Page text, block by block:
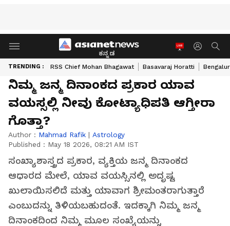
ಕನ್ನಡ
TRENDING : RSS Chief Mohan Bhagawat Basavaraj Horatti
ನಿಮ್ಮ ಜನ್ಮ ದಿನಾಂಕದ ಪ್ರಕಾರ ಯಾವ
ವಯಸ್ಸಲ್ಲಿ ನೀವು ಕೋಟ್ಯಾಧಿಪತಿ ಆಗ್ತೀರಾ
ಗೊತ್ತಾ?
Author : Mahmad Rafik | Astrology
Published : May 18 2026, 08:21 AM IST
ಸಂಖ್ಯಾಶಾಸ್ತ್ರದ ಪ್ರಕಾರ, ವ್ಯಕ್ತಿಯ ಜನ್ಮ ದಿನಾಂಕದ
ಆಧಾರದ ಮೇಲೆ, ಯಾವ ವಯಸ್ಸಿನಲ್ಲಿ ಅದೃಷ್ಟ
ಖುಲಾಯಿಸಲಿದೆ ಮತ್ತು ಯಾವಾಗ ಶ್ರೀಮಂತರಾಗುತ್ತಾರೆ
ಎಂಬುದನ್ನು ತಿಳಿಯಬಹುದಂತೆ. ಇದಕ್ಕಾಗಿ ನಿಮ್ಮ ಜನ್ಮ
ದಿನಾಂಕದಿಂದ ನಿಮ್ಮ ಮೂಲ ಸಂಖ್ಯೆಯನ್ನು